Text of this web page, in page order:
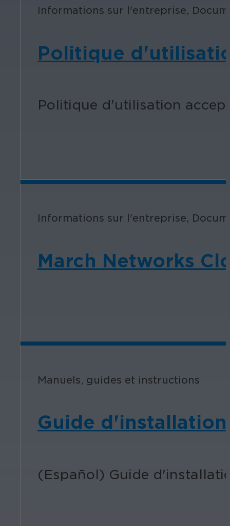
Informations sur l'entreprise,
Politique
Politique d'utilisation
Informations sur l'entreprise,
March Networks
Manuels, guides et instructions
Guide
(Español) Guide